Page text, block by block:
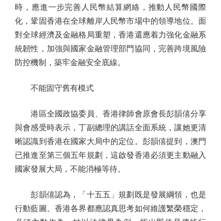
時，應進一步完善人民幣結算網絡，推動人民幣國際
化，鞏固香港在全球離岸人民幣市場中的領導地位。面
對全球經濟及金融格局重塑，香港還應着力強化金融系
統韌性，加強與國家金融管理部門協同，完善跨境風險
防控機制，築牢金融安全底線。
不能固守舊有模式
港區全國政協委員、香港律師會原會長彭韻僖分享
與會感受時表示，丁副總理的講話全面系統，讓她更清
晰認識到香港在國家大局中的定位。彭韻僖提到，澳門
已推進至第三個五年規劃，這啟發香港必須更主動融入
國家發展大局，不能消極等待。
彭韻僖認為，「十五五」規劃既是發展綱領，也是
行動藍圖。香港各界都應認真思考如何維護繁榮穩定，